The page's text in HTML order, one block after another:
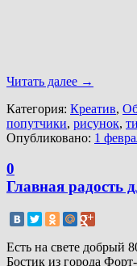
Читать далее →
Категория: Креатив,
попутчики, рисунок,
Опубликовано: 1
0
Главная радость
Есть на свете добрый
Бостик из города